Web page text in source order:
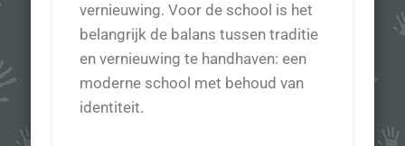
vernieuwing. Voor de school is het
belangrijk de balans tussen traditie
en vernieuwing te handhaven: een
moderne school met behoud van
identiteit.